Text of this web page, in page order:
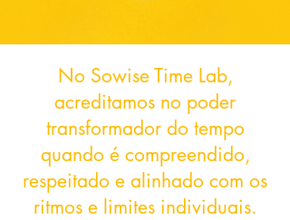
No Sowise Time Lab,
acreditamos no poder
transformador do tempo
quando é compreendido,
respeitado e alinhado com os
ritmos e limites individuais.